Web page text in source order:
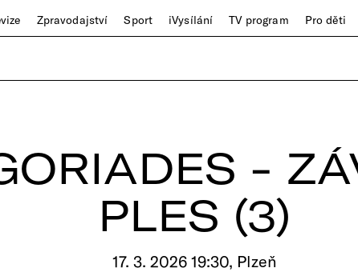
Zpravodajství Sport iVysílání TV program Pro děti
-
PLES (3)
17. 3. 2026 19:30, Plzeň